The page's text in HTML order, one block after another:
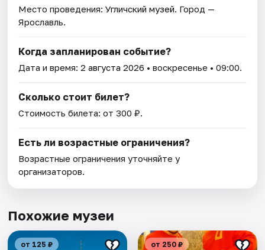
Место проведения:Угличский музей. Город —
Ярославль.
Когда запланирован событие?
Дата и время:2 августа 2026 • воскресенье • 09:00.
Сколько стоит билет?
Стоимость билета: от 300 ₽.
Есть ли возрастные ограничения?
Возрастные ограничения уточняйте у
организаторов.
Похожие музеи
от 125 ₽ от 250 ₽